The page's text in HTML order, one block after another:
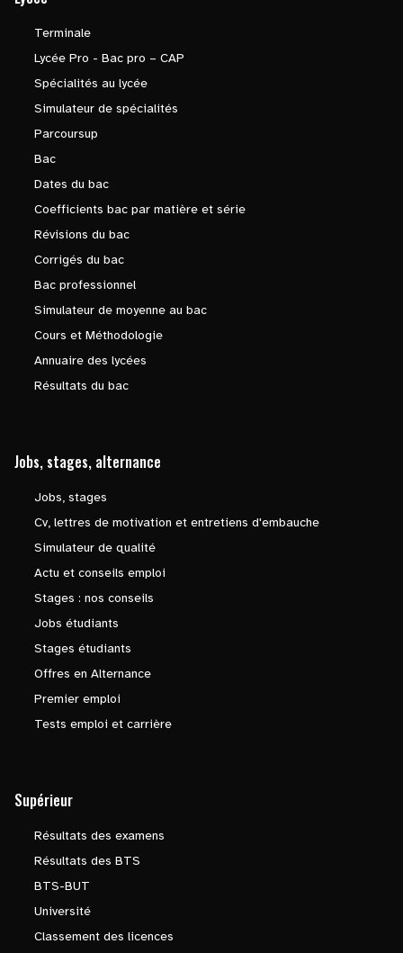
Terminale
Lycée Pro - Bac pro – CAP
Spécialités au lycée
Simulateur de spécialités
Parcoursup
Bac
Dates du bac
Coefficients bac par matière et série
Révisions du bac
Corrigés du bac
Bac professionnel
Simulateur de moyenne au bac
Cours et Méthodologie
Annuaire des lycées
Résultats du bac
Jobs, stages, alternance
Jobs, stages
Cv, lettres de motivation et entretiens d'embauche
Simulateur de qualité
Actu et conseils emploi
Stages : nos conseils
Jobs étudiants
Stages étudiants
Offres en Alternance
Premier emploi
Tests emploi et carrière
Supérieur
Résultats des examens
Résultats des BTS
BTS-BUT
Université
Classement des licences